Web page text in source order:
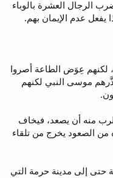
الرجال العشرة بالوباء
لكنهم عِوَض الطاعة أصروا
موسى النبي لكنهم
منه أن يصعد، فيخاف
من الصعود يخرج من تلقاء
حتى إلى مدينة حرمة التي